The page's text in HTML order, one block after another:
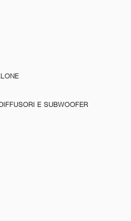
E SUBWOOFER